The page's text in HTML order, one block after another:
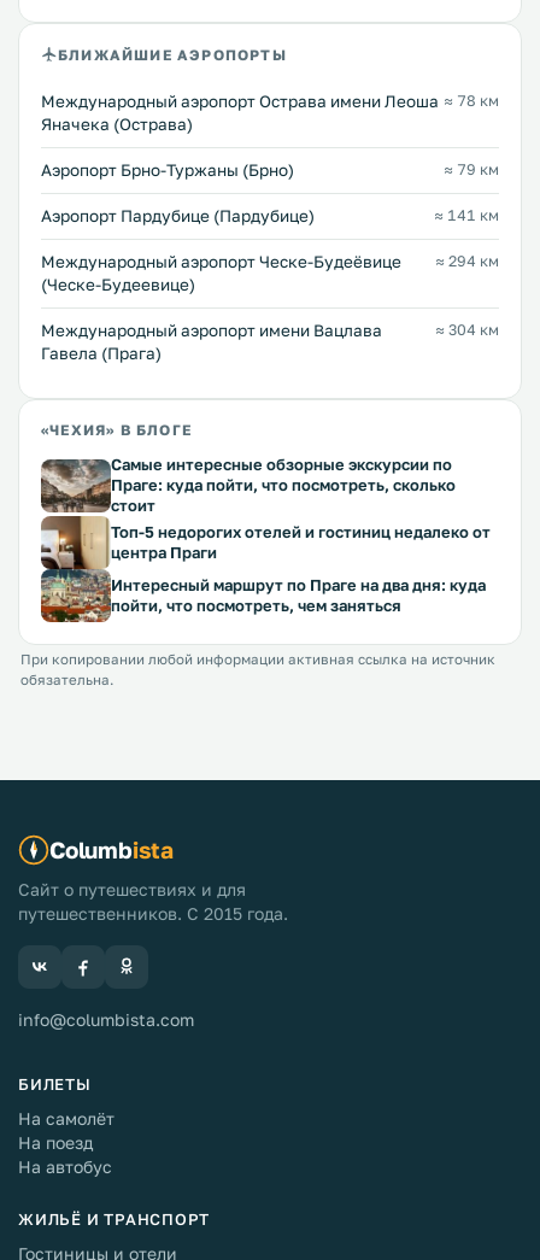
БЛИЖАЙШИЕ АЭРОПОРТЫ
Международный аэропорт Острава имени Леоша
Яначека (Острава)
≈ 78 км
Аэропорт Брно-Туржаны (Брно) ≈ 79 км
Аэропорт Пардубице (Пардубице) ≈ 141 км
Международный аэропорт Ческе-Будеёвице
(Ческе-Будеевице)
≈ 294 км
Международный аэропорт имени Вацлава
Гавела (Прага)
≈ 304 км
«ЧЕХИЯ» В БЛОГЕ
Самые интересные обзорные экскурсии по
Праге: куда пойти, что посмотреть, сколько
стоит
Топ-5 недорогих отелей и гостиниц недалеко от
центра Праги
Интересный маршрут по Праге на два дня: куда
пойти, что посмотреть, чем заняться
При копировании любой информации активная ссылка на источник
обязательна.
Columbista
Сайт о путешествиях и для
путешественников. С 2015 года.
info@columbista.com
БИЛЕТЫ
На самолёт
На поезд
На автобус
ЖИЛЬЁ И ТРАНСПОРТ
Гостиницы и отели